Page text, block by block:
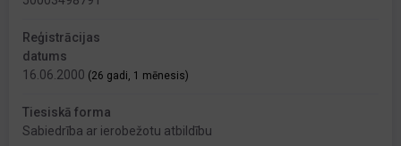
Reģistrācijas
datums
16.06.2000 (26 gadi, 1 mēnesis)
Tiesiskā forma
Sabiedrība ar ierobežotu atbildību